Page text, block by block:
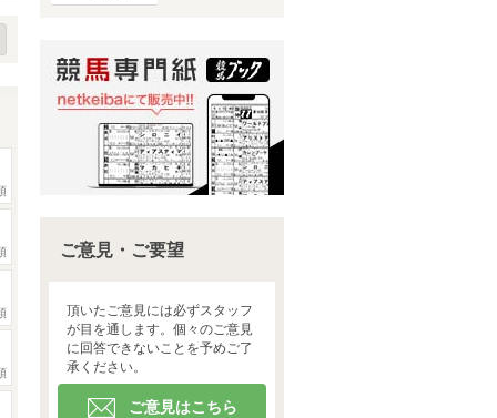
ご意見・ご要望
頂いたご意見には必ずスタッフ
が目を通します。個々のご意見
に回答できないことを予めご了
承ください。
ご意見はこちら